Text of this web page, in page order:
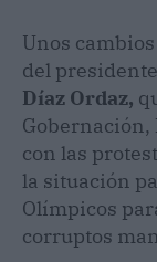
Unos
del
Díaz Ordaz,
Gobernación,
con las
la situación
Olímpicos
corruptos